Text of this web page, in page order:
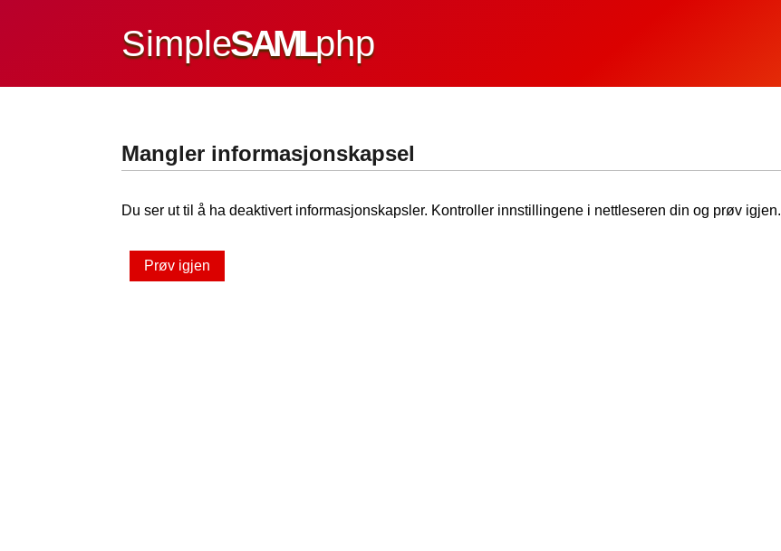
SimpleSAMLphp
Mangler informasjonskapsel
Du ser ut til å ha deaktivert informasjonskapsler. Kontroller innstillingene i nettleseren din og prøv igjen.
Prøv igjen